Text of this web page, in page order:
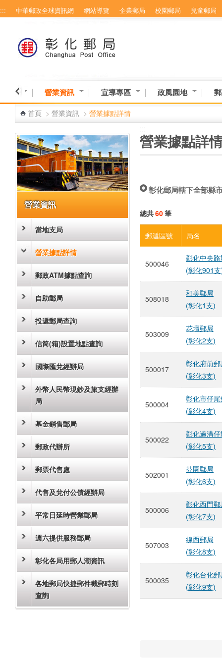
跳到主要內容區塊
::: 中華郵政全球資訊網 網站導覽 企業郵局 校園郵局 兒童郵局
專區 營業資訊 宣導專區 政風園地
首頁 > 營業資訊 > 營業據點詳情
營業資訊
當地支局
營業據點詳情
郵政ATM據點查詢
自助郵局
投遞郵局查詢
信筒(箱)設置地點查詢
國際匯兌經辦局
外幣人民幣現鈔及旅支經辦
局
基金銷售郵局
郵政代辦所
郵票代售處
代售及兌付公債經辦局
平常日延時營業郵局
週六提供服務郵局
彰化各局用郵人潮資訊
各地郵局快捷郵件截郵時刻
查詢
營業據點詳
彰化郵局轄下全部縣
總共60筆
郵遞區號 局名
500046
彰化中央
(彰化901
508018
和美郵局
(彰化1支)
503009
花壇郵局
(彰化2支)
500017
彰化府前
(彰化3支)
500004
彰化市仔
(彰化4支)
500022
彰化過溝
(彰化5支)
502001
芬園郵局
(彰化6支)
500006
彰化西門
(彰化7支)
507003
線西郵局
(彰化8支)
500035
彰化台化
(彰化9支)